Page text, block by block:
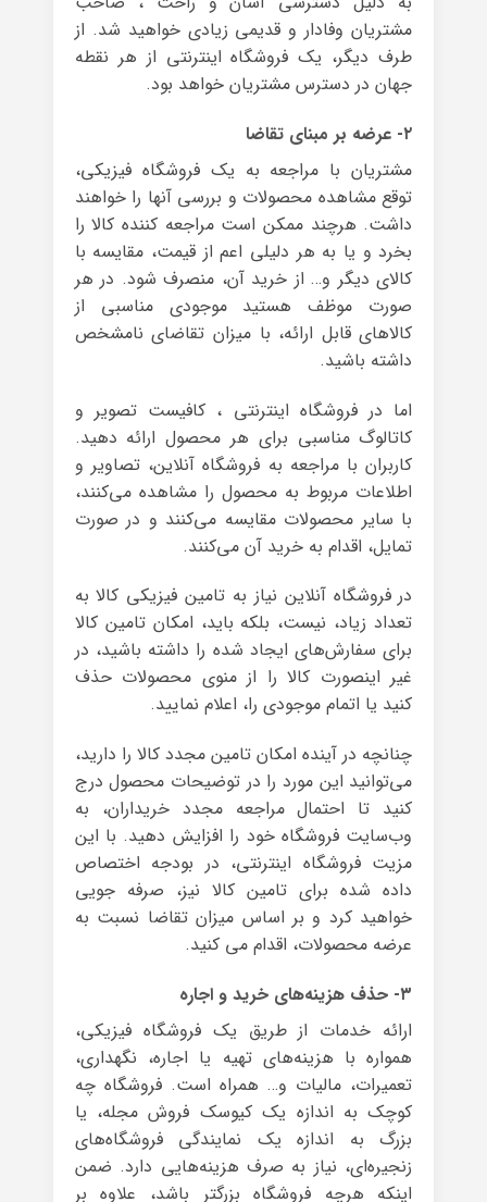
مشتریان وفادار و قدیمی زیادی خواهید شد. از
طرف دیگر، یک فروشگاه اینترنتی از هر نقطه
جهان در دسترس مشتریان خواهد بود‌.
۲- عرضه بر مبنای تقاضا
مشتریان با مراجعه به یک فروشگاه فیزیکی،
توقع مشاهده محصولات و بررسی آنها را خواهند
داشت. هرچند ممکن است مراجعه کننده کالا را
بخرد و یا به هر دلیلی اعم از قیمت، مقایسه با
کالای دیگر و… از خرید آن، منصرف شود. در هر
صورت موظف هستید موجودی مناسبی از
کالاهای قابل ارائه، با میزان تقاضای نامشخص
داشته باشید.
اما در فروشگاه اینترنتی ، کافیست تصویر و
کاتالوگ مناسبی برای هر محصول ارائه دهید.
کاربران با مراجعه به فروشگاه آنلاین، تصاویر و
اطلاعات مربوط به محصول را مشاهده می‌کنند،
با سایر محصولات مقایسه می‌کنند و در صورت
تمایل، اقدام به خرید آن می‌کنند.
در فروشگاه آنلاین نیاز به تامین فیزیکی کالا به
تعداد زیاد، نیست، بلکه باید، امکان تامین کالا
برای سفارش‌های ایجاد شده را داشته باشید، در
غیر اینصورت کالا را از منوی محصولات حذف
کنید یا اتمام موجودی را، اعلام نمایید.
چنانچه در آینده امکان تامین مجدد کالا را دارید،
می‌توانید این مورد را در توضیحات محصول درج
کنید تا احتمال مراجعه مجدد خریداران، به
وب‌سایت فروشگاه خود را افزایش دهید. با این
مزیت فروشگاه اینترنتی، در بودجه اختصاص
داده شده برای تامین کالا نیز، صرفه جویی
خواهید کرد و بر اساس میزان تقاضا نسبت به
عرضه محصولات، اقدام می کنید.
۳- حذف هزینه‌های خرید و اجاره
ارائه خدمات از طریق یک فروشگاه فیزیکی،
همواره با هزینه‌های تهیه یا اجاره، نگهداری،
تعمیرات، مالیات و… همراه است. فروشگاه چه
کوچک به اندازه یک کیوسک فروش مجله، یا
بزرگ به اندازه یک نمایندگی فروشگاه‌های
زنجیره‌ای، نیاز به صرف هزینه‌هایی دارد. ضمن
اینکه هرچه فروشگاه بزرگتر باشد، علاوه بر